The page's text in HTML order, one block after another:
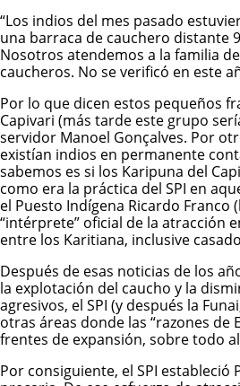
“Los indios del mes pasado
una barraca de cauchero distante
Nosotros atendemos a la familia
caucheros. No se verificó en este
Por lo que dicen estos pequeños
Capivari (más tarde este grupo
servidor Manoel Gonçalves. Por
existían indios en permanente
sabemos es si los Karipuna del
como era la práctica del SPI en
el Puesto Indígena Ricardo
“intérprete” oficial de la atracción
entre los Karitiana, inclusive
Después de esas noticias de los
la explotación del caucho y la
agresivos, el SPI (y después la
otras áreas donde las “razones
frentes de expansión, sobre todo
Por consiguiente, el SPI